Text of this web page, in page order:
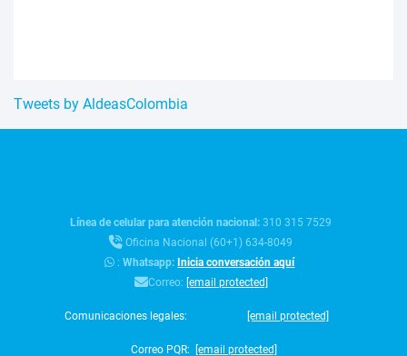
Tweets by AldeasColombia
Línea de celular para atención nacional:310 315 7529
Oficina Nacional (60+1) 634-8049
:Whatsapp: Inicia conversación aquí
Correo: [email protected]
Comunicaciones legales: [email protected]
Correo PQR: [email protected]